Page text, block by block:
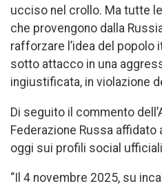
ucciso nel crollo. Ma tutte
che provengono dalla
rafforzare l’idea del popolo
sotto attacco in una
ingiustificata, in violazione
Di seguito il commento
Federazione Russa affidato
oggi sui profili social
“Il 4 novembre 2025, su